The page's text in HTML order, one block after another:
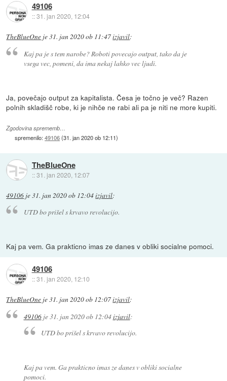
49106
::31. jan 2020, 12:04
TheBlueOne je31. jan 2020 ob 11:47izjavil:
Kaj pa je s tem narobe? Roboti povecajo output, tako da je
vsega vec, pomeni, da ima nekaj lahko vec ljudi.
Ja, povečajo output za kapitalista. Česa je točno je več? Razen
polnih skladišč robe, ki je nihče ne rabi ali pa je niti ne more kupiti.
Zgodovina sprememb…
spremenilo:49106(31. jan 2020 ob 12:11)
TheBlueOne
::31. jan 2020, 12:07
49106 je31. jan 2020 ob 12:04izjavil:
UTD bo prišel s krvavo revolucijo.
Kaj pa vem. Ga prakticno imas ze danes v obliki socialne pomoci.
49106
::31. jan 2020, 12:10
TheBlueOne je31. jan 2020 ob 12:07izjavil:
49106je31. jan 2020 ob 12:04izjavil:
UTD bo prišel s krvavo revolucijo.
Kaj pa vem. Ga prakticno imas ze danes v obliki socialne
pomoci.